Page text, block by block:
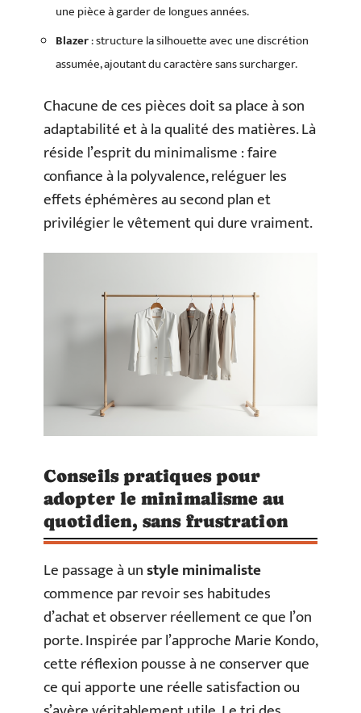
une pièce à garder de longues années.
Blazer: structure la silhouette avec une discrétion
assumée, ajoutant du caractère sans surcharger.
Chacune de ces pièces doit sa place à son
adaptabilité et à la qualité des matières. Là
réside l’esprit du minimalisme : faire
confiance à la polyvalence, reléguer les
effets éphémères au second plan et
privilégier le vêtement qui dure vraiment.
Conseils pratiques pour
adopter le minimalisme au
quotidien, sans frustration
Le passage à unstyle minimaliste
commence par revoir ses habitudes
d’achat et observer réellement ce que l’on
porte. Inspirée par l’approche Marie Kondo,
cette réflexion pousse à ne conserver que
ce qui apporte une réelle satisfaction ou